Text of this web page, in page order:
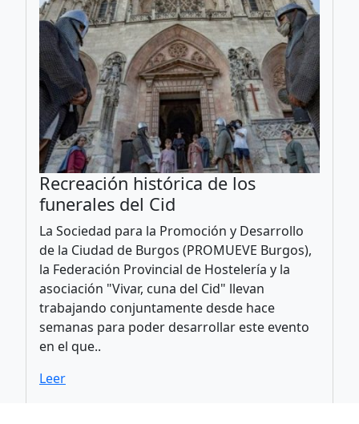
Recreación histórica de los
funerales del Cid
La Sociedad para la Promoción y Desarrollo
de la Ciudad de Burgos (PROMUEVE Burgos),
la Federación Provincial de Hostelería y la
asociación "Vivar, cuna del Cid" llevan
trabajando conjuntamente desde hace
semanas para poder desarrollar este evento
en el que..
Leer